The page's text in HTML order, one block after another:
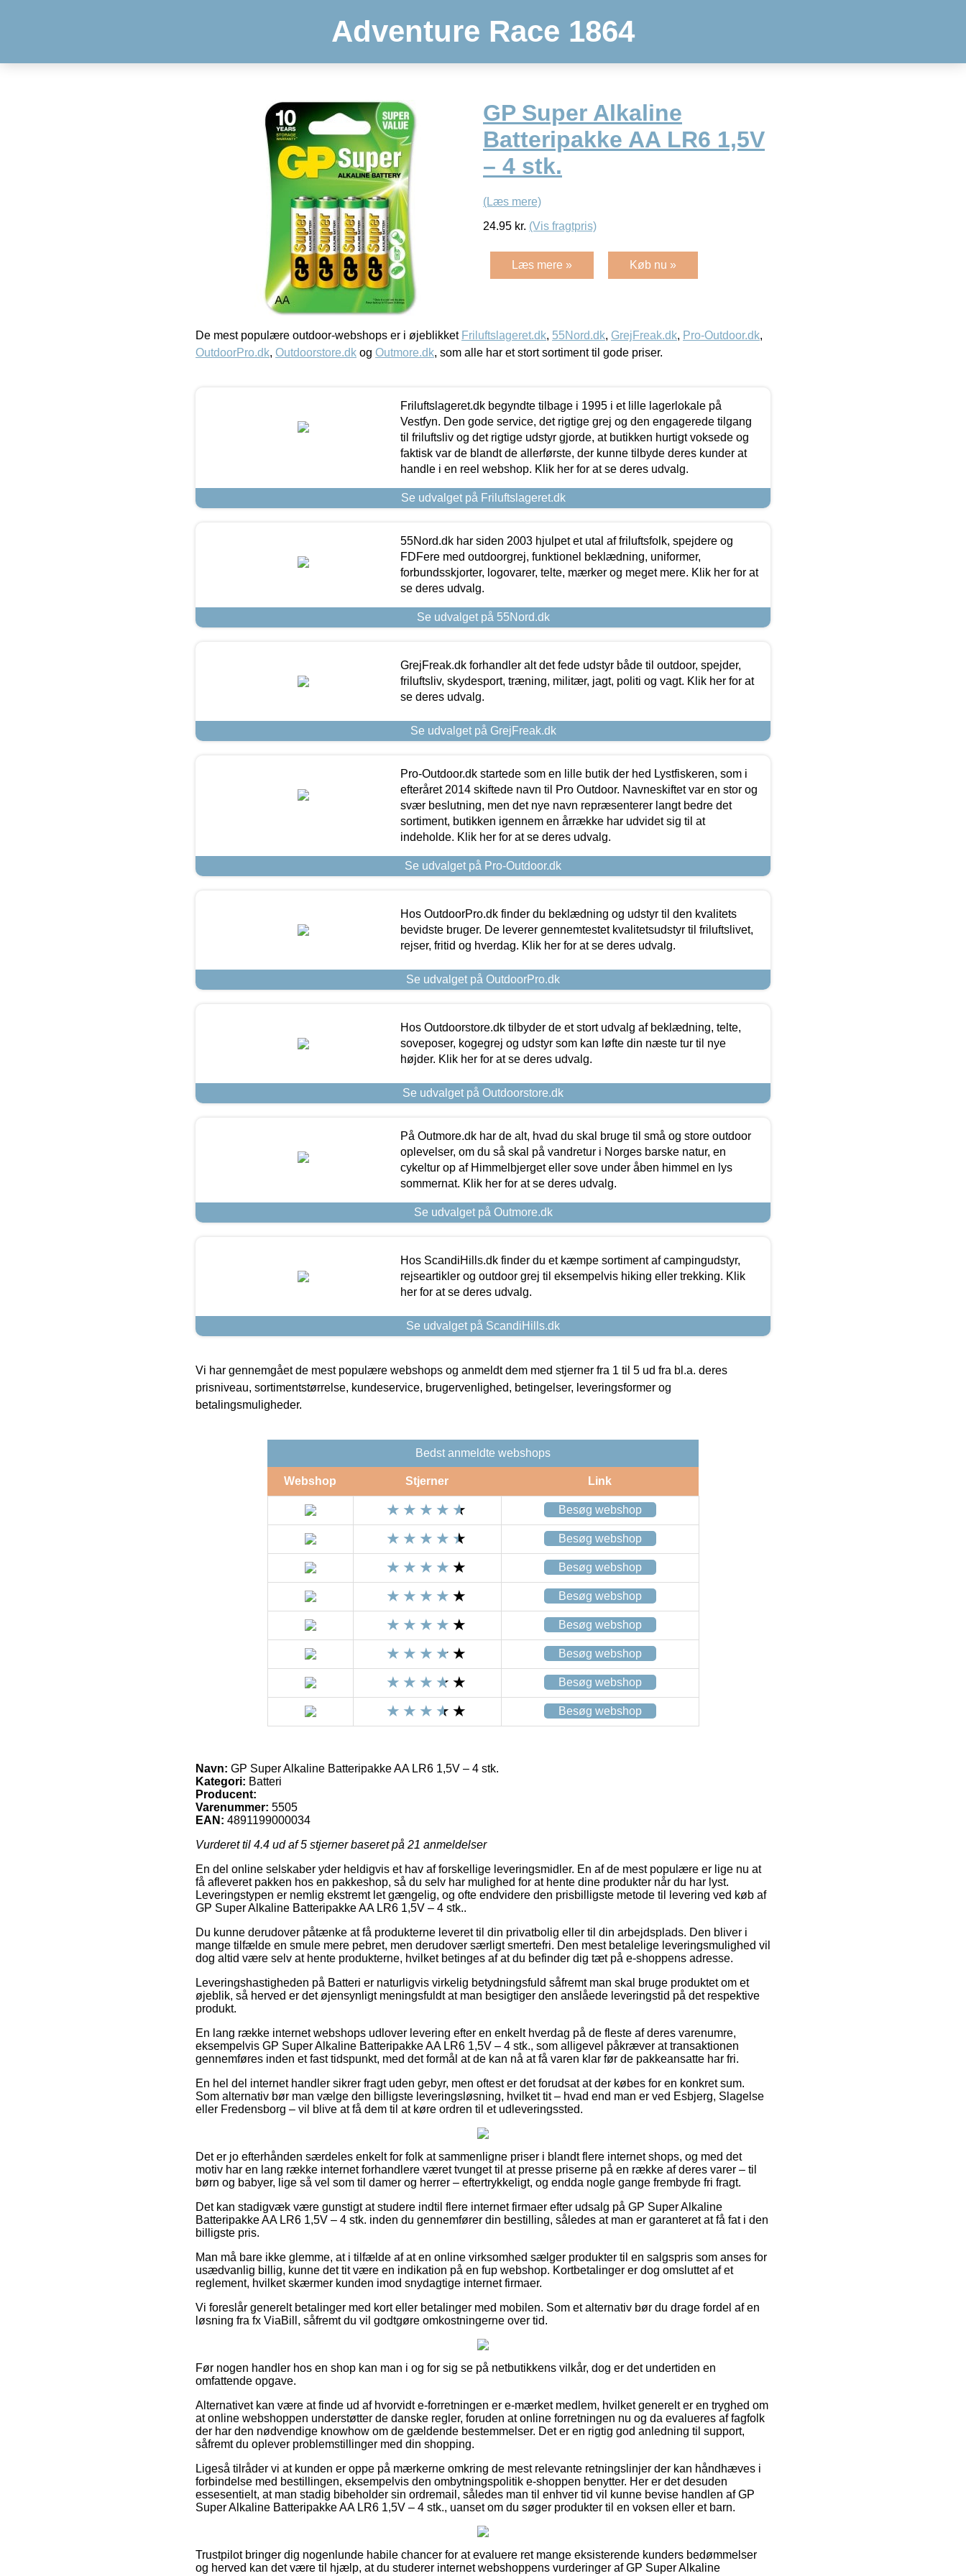
Adventure Race 1864
GP Super Alkaline
Batteripakke AA LR6 1,5V
– 4 stk.
(Læs mere)
24.95 kr. (Vis fragtpris)
Læs mere » Køb nu »
De mest populære outdoor-webshops er i øjeblikket Friluftslageret.dk, 55Nord.dk, GrejFreak.dk, Pro-Outdoor.dk,
OutdoorPro.dk, Outdoorstore.dk og Outmore.dk, som alle har et stort sortiment til gode priser.
Friluftslageret.dk begyndte tilbage i 1995 i et lille lagerlokale på
Vestfyn. Den gode service, det rigtige grej og den engagerede tilgang
til friluftsliv og det rigtige udstyr gjorde, at butikken hurtigt voksede og
faktisk var de blandt de allerførste, der kunne tilbyde deres kunder at
handle i en reel webshop. Klik her for at se deres udvalg.
Se udvalget på Friluftslageret.dk
55Nord.dk har siden 2003 hjulpet et utal af friluftsfolk, spejdere og
FDFere med outdoorgrej, funktionel beklædning, uniformer,
forbundsskjorter, logovarer, telte, mærker og meget mere. Klik her for at
se deres udvalg.
Se udvalget på 55Nord.dk
GrejFreak.dk forhandler alt det fede udstyr både til outdoor, spejder,
friluftsliv, skydesport, træning, militær, jagt, politi og vagt. Klik her for at
se deres udvalg.
Se udvalget på GrejFreak.dk
Pro-Outdoor.dk startede som en lille butik der hed Lystfiskeren, som i
efteråret 2014 skiftede navn til Pro Outdoor. Navneskiftet var en stor og
svær beslutning, men det nye navn repræsenterer langt bedre det
sortiment, butikken igennem en årrække har udvidet sig til at
indeholde. Klik her for at se deres udvalg.
Se udvalget på Pro-Outdoor.dk
Hos OutdoorPro.dk finder du beklædning og udstyr til den kvalitets
bevidste bruger. De leverer gennemtestet kvalitetsudstyr til friluftslivet,
rejser, fritid og hverdag. Klik her for at se deres udvalg.
Se udvalget på OutdoorPro.dk
Hos Outdoorstore.dk tilbyder de et stort udvalg af beklædning, telte,
soveposer, kogegrej og udstyr som kan løfte din næste tur til nye
højder. Klik her for at se deres udvalg.
Se udvalget på Outdoorstore.dk
På Outmore.dk har de alt, hvad du skal bruge til små og store outdoor
oplevelser, om du så skal på vandretur i Norges barske natur, en
cykeltur op af Himmelbjerget eller sove under åben himmel en lys
sommernat. Klik her for at se deres udvalg.
Se udvalget på Outmore.dk
Hos ScandiHills.dk finder du et kæmpe sortiment af campingudstyr,
rejseartikler og outdoor grej til eksempelvis hiking eller trekking. Klik
her for at se deres udvalg.
Se udvalget på ScandiHills.dk
Vi har gennemgået de mest populære webshops og anmeldt dem med stjerner fra 1 til 5 ud fra bl.a. deres
prisniveau, sortimentstørrelse, kundeservice, brugervenlighed, betingelser, leveringsformer og
betalingsmuligheder.
Bedst anmeldte webshops
Webshop Stjerner Link
Besøg webshop
Besøg webshop
Besøg webshop
Besøg webshop
Besøg webshop
Besøg webshop
Besøg webshop
Besøg webshop
Navn: GP Super Alkaline Batteripakke AA LR6 1,5V – 4 stk.
Kategori: Batteri
Producent:
Varenummer: 5505
EAN: 4891199000034
Vurderet til 4.4 ud af 5 stjerner baseret på 21 anmeldelser
En del online selskaber yder heldigvis et hav af forskellige leveringsmidler. En af de mest populære er lige nu at
få afleveret pakken hos en pakkeshop, så du selv har mulighed for at hente dine produkter når du har lyst.
Leveringstypen er nemlig ekstremt let gængelig, og ofte endvidere den prisbilligste metode til levering ved køb af
GP Super Alkaline Batteripakke AA LR6 1,5V – 4 stk..
Du kunne derudover påtænke at få produkterne leveret til din privatbolig eller til din arbejdsplads. Den bliver i
mange tilfælde en smule mere pebret, men derudover særligt smertefri. Den mest betalelige leveringsmulighed vil
dog altid være selv at hente produkterne, hvilket betinges af at du befinder dig tæt på e-shoppens adresse.
Leveringshastigheden på Batteri er naturligvis virkelig betydningsfuld såfremt man skal bruge produktet om et
øjeblik, så herved er det øjensynligt meningsfuldt at man besigtiger den anslåede leveringstid på det respektive
produkt.
En lang række internet webshops udlover levering efter en enkelt hverdag på de fleste af deres varenumre,
eksempelvis GP Super Alkaline Batteripakke AA LR6 1,5V – 4 stk., som alligevel påkræver at transaktionen
gennemføres inden et fast tidspunkt, med det formål at de kan nå at få varen klar før de pakkeansatte har fri.
En hel del internet handler sikrer fragt uden gebyr, men oftest er det forudsat at der købes for en konkret sum.
Som alternativ bør man vælge den billigste leveringsløsning, hvilket tit – hvad end man er ved Esbjerg, Slagelse
eller Fredensborg – vil blive at få dem til at køre ordren til et udleveringssted.
Det er jo efterhånden særdeles enkelt for folk at sammenligne priser i blandt flere internet shops, og med det
motiv har en lang række internet forhandlere været tvunget til at presse priserne på en række af deres varer – til
børn og babyer, lige så vel som til damer og herrer – eftertrykkeligt, og endda nogle gange frembyde fri fragt.
Det kan stadigvæk være gunstigt at studere indtil flere internet firmaer efter udsalg på GP Super Alkaline
Batteripakke AA LR6 1,5V – 4 stk. inden du gennemfører din bestilling, således at man er garanteret at få fat i den
billigste pris.
Man må bare ikke glemme, at i tilfælde af at en online virksomhed sælger produkter til en salgspris som anses for
usædvanlig billig, kunne det tit være en indikation på en fup webshop. Kortbetalinger er dog omsluttet af et
reglement, hvilket skærmer kunden imod snydagtige internet firmaer.
Vi foreslår generelt betalinger med kort eller betalinger med mobilen. Som et alternativ bør du drage fordel af en
løsning fra fx ViaBill, såfremt du vil godtgøre omkostningerne over tid.
Før nogen handler hos en shop kan man i og for sig se på netbutikkens vilkår, dog er det undertiden en
omfattende opgave.
Alternativet kan være at finde ud af hvorvidt e-forretningen er e-mærket medlem, hvilket generelt er en tryghed om
at online webshoppen understøtter de danske regler, foruden at online forretningen nu og da evalueres af fagfolk
der har den nødvendige knowhow om de gældende bestemmelser. Det er en rigtig god anledning til support,
såfremt du oplever problemstillinger med din shopping.
Ligeså tilråder vi at kunden er oppe på mærkerne omkring de mest relevante retningslinjer der kan håndhæves i
forbindelse med bestillingen, eksempelvis den ombytningspolitik e-shoppen benytter. Her er det desuden
essesentielt, at man stadig bibeholder sin ordremail, således man til enhver tid vil kunne bevise handlen af GP
Super Alkaline Batteripakke AA LR6 1,5V – 4 stk., uanset om du søger produkter til en voksen eller et barn.
Trustpilot bringer dig nogenlunde habile chancer for at evaluere ret mange eksisterende kunders bedømmelser
og herved kan det være til hjælp, at du studerer internet webshoppens vurderinger af GP Super Alkaline